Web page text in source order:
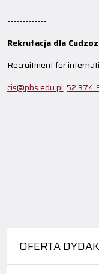
OFERTA
-------------
Rekrutacja dla
Recruitment for
cis@pbs.edu.pl;52 374